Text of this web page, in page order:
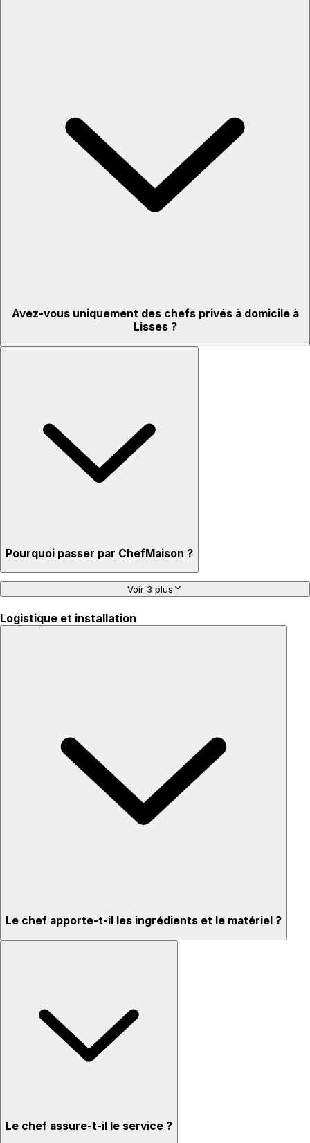
Avez-vous uniquement des chefs privés à domicile à
Lisses ?
Pourquoi passer par ChefMaison ?
Voir 3 plus
Logistique et installation
Le chef apporte-t-il les ingrédients et le matériel ?
Le chef assure-t-il le service ?